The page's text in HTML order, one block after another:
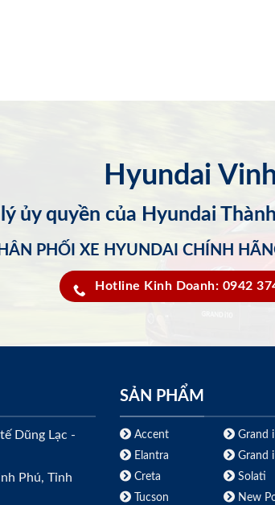
Hyundai
ủy quyền của Hyundai
PHỐI XE HYUNDAI CHÍNH
Hotline Kinh Doanh: 0942
Dũng Lạc -
Phú, Tỉnh
SẢN PHẨM
Accent
Elantra
Creta
Tucson
Grand
Grand
Solati
New